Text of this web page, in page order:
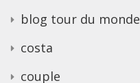
blog tour du monde
costa
couple